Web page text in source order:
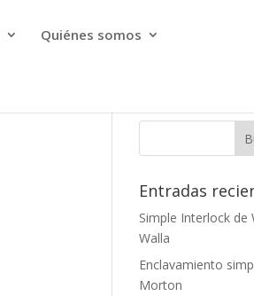
Quiénes somos
Entradas
Simple Interlock de
Walla
Enclavamiento
Morton